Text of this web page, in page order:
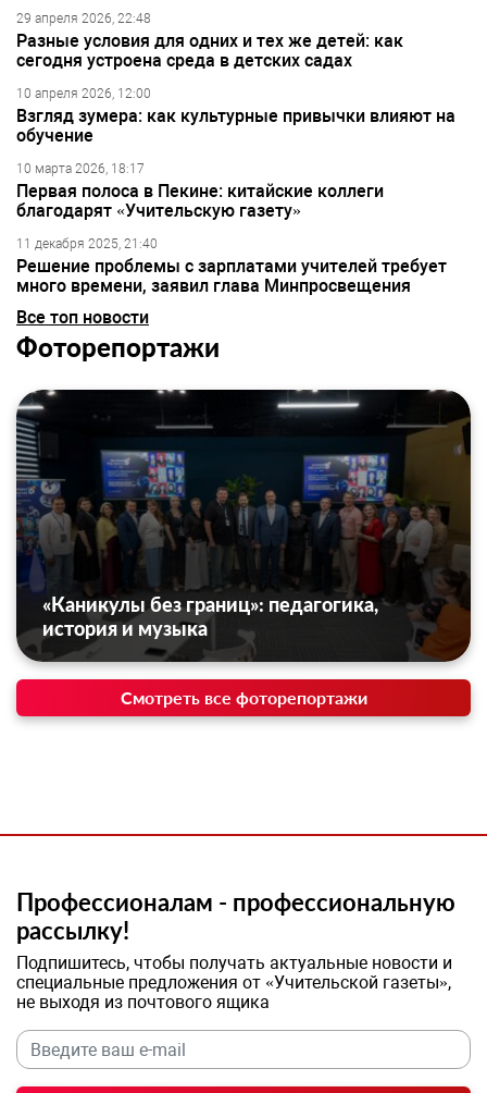
29 апреля 2026, 22:48
Разные условия для одних и тех же детей: как
сегодня устроена среда в детских садах
10 апреля 2026, 12:00
Взгляд зумера: как культурные привычки влияют на
обучение
10 марта 2026, 18:17
Первая полоса в Пекине: китайские коллеги
благодарят «Учительскую газету»
11 декабря 2025, 21:40
Решение проблемы с зарплатами учителей требует
много времени, заявил глава Минпросвещения
Все топ новости
Фоторепортажи
«Каникулы без границ»: педагогика,
история и музыка
Смотреть все фоторепортажи
Профессионалам - профессиональную
рассылку!
Подпишитесь, чтобы получать актуальные новости и
специальные предложения от «Учительской газеты»,
не выходя из почтового ящика